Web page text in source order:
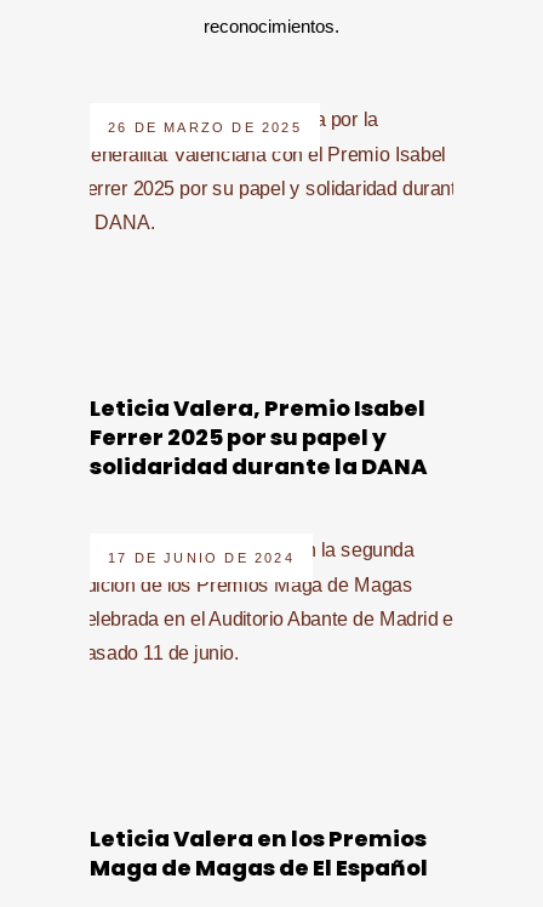
reconocimientos.
26 DE MARZO DE 2025
Leticia Valera, Premio Isabel
Ferrer 2025 por su papel y
solidaridad durante la DANA
17 DE JUNIO DE 2024
Leticia Valera en los Premios
Maga de Magas de El Español